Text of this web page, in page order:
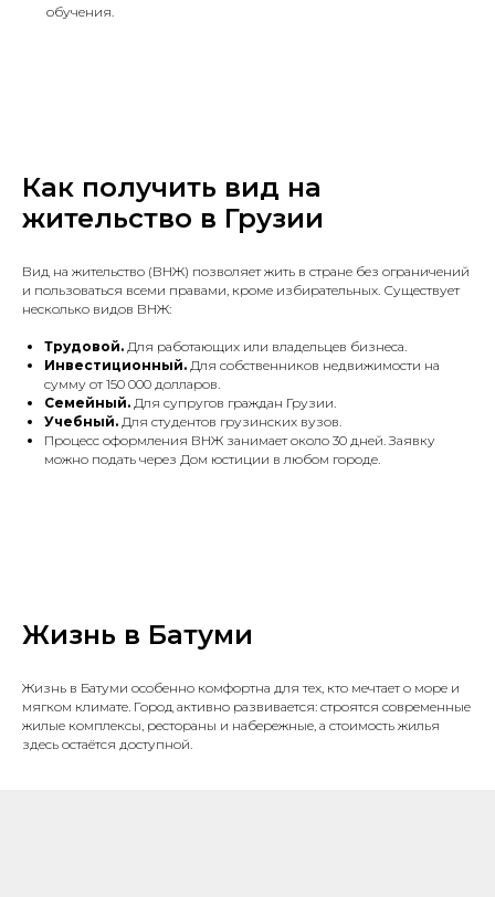
обучения.
Как получить вид на
жительство в Грузии
Вид на жительство (ВНЖ) позволяет жить в стране без ограничений
и пользоваться всеми правами, кроме избирательных. Существует
несколько видов ВНЖ:
Трудовой. Для работающих или владельцев бизнеса.
Инвестиционный. Для собственников недвижимости на
сумму от 150 000 долларов.
Семейный. Для супругов граждан Грузии.
Учебный. Для студентов грузинских вузов.
Процесс оформления ВНЖ занимает около 30 дней. Заявку
можно подать через Дом юстиции в любом городе.
Жизнь в Батуми
Жизнь в Батуми особенно комфортна для тех, кто мечтает о море и
мягком климате. Город активно развивается: строятся современные
жилые комплексы, рестораны и набережные, а стоимость жилья
здесь остаётся доступной.